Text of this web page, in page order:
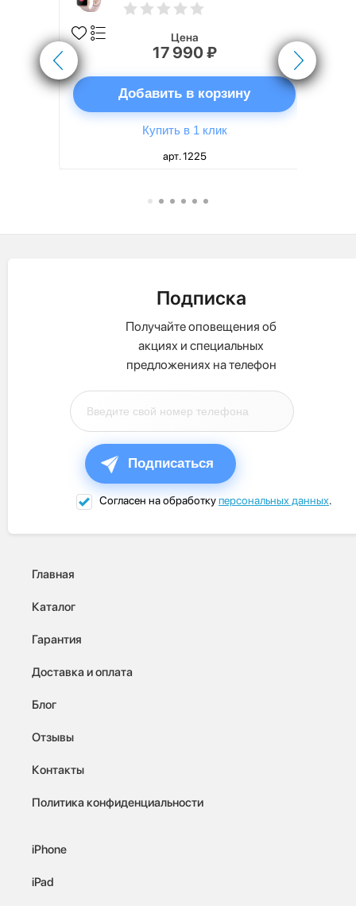
алюминия, спортивный
Цена
17 990 ₽
Добавить в корзину
Купить в 1 клик
арт. 1225
Подписка
Получайте оповещения об
акциях и специальных
предложениях на телефон
Подписаться
Согласен на обработкуперсональных данных.
Главная
Каталог
Гарантия
Доставка и оплата
Блог
Отзывы
Контакты
Политика конфиденциальности
iPhone
iPad